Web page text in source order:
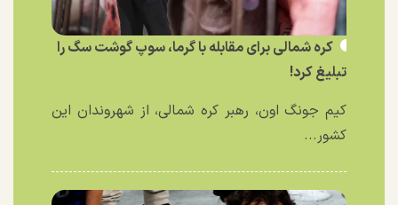
کره شمالی برای مقابله با گرما، سوپ گوشت سگ را
تبلیغ کرد!
کیم جونگ اون، رهبر کره شمالی، از شهروندان این
کشور...